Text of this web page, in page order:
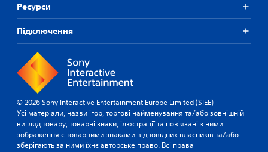
Ресурси
Підключення
© 2026 Sony Interactive Entertainment Europe Limited (SIEE)
Усі матеріали, назви ігор, торгові найменування та/або зовнішній
вигляд товару, товарні знаки, ілюстрації та пов'язані з ними
зображення є товарними знаками відповідних власників та/або
зберігають за ними їхнє авторське право. Всі права